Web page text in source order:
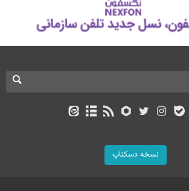
نسخه دسکتاپ